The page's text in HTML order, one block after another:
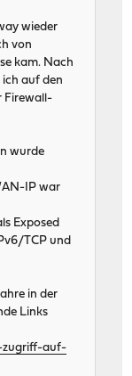
wieder
von
kam. Nach
ich auf den
Firewall-
wurde
IP war
Exposed
TCP und
in der
Links
zugriff-auf-